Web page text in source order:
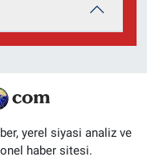
yerel siyasi analiz ve
haber sitesi.